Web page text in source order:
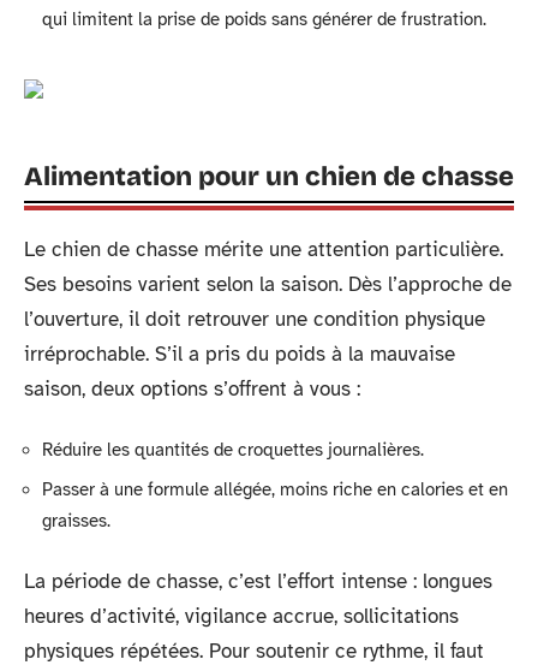
qui limitent la prise de poids sans générer de frustration.
Alimentation pour un chien de chasse
Le chien de chasse mérite une attention particulière.
Ses besoins varient selon la saison. Dès l’approche de
l’ouverture, il doit retrouver une condition physique
irréprochable. S’il a pris du poids à la mauvaise
saison, deux options s’offrent à vous :
Réduire les quantités de croquettes journalières.
Passer à une formule allégée, moins riche en calories et en
graisses.
La période de chasse, c’est l’effort intense : longues
heures d’activité, vigilance accrue, sollicitations
physiques répétées. Pour soutenir ce rythme, il faut